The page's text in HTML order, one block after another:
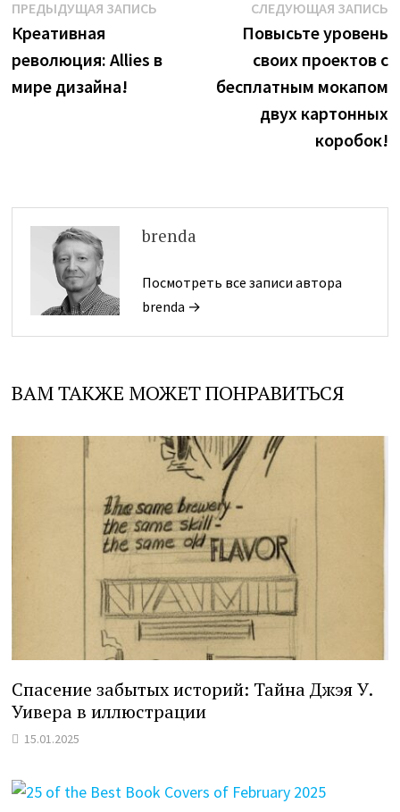
Навигация
по
записям
ПРЕДЫДУЩАЯ ЗАПИСЬ
Креативная
революция: Allies в
мире дизайна!
СЛЕДУЮЩАЯ ЗАПИСЬ
Повысьте уровень
своих проектов с
бесплатным мокапом
двух картонных
коробок!
brenda
Посмотреть все записи автора
brenda →
ВАМ ТАКЖЕ МОЖЕТ ПОНРАВИТЬСЯ
Спасение забытых историй: Тайна Джэя У.
Уивера в иллюстрации
15.01.2025